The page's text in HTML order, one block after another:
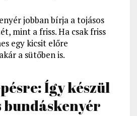
jobban bírja a tojásos
mint a friss. Ha csak friss
egy kicsit előre
a sütőben is.
Így készül
bundáskenyér